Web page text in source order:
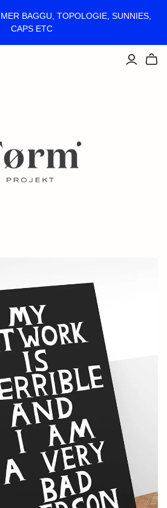
BAGGU, TOPOLOGIE, SUNNIES,
CAPS ETC